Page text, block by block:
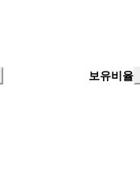
보유비율